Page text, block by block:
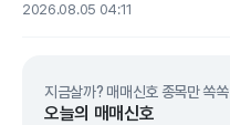
2026.08.05 04:11
지금살까? 매매신호 종목만 쏙쏙
오늘의 매매신호